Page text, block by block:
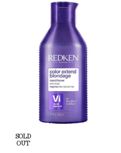
SOLD
OUT